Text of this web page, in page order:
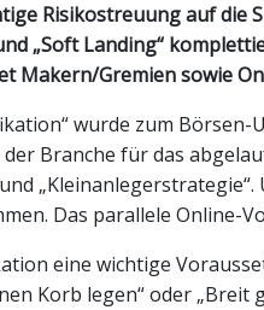
Risikostreuung auf die
„Soft Landing“
Makern/Gremien sowie
wurde zum Börsen-
Branche für das
Das parallele Online-
eine wichtige
Korb legen“ oder